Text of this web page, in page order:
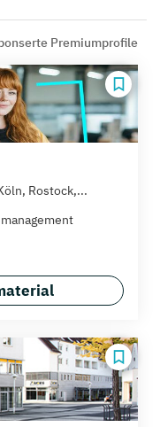
Premiumprofile
Rostock,...